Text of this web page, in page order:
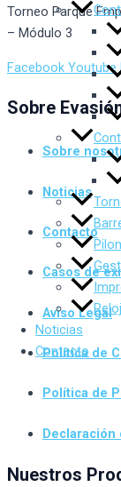
Noticias
Contacto
Torneo Parque
– Módulo 3
Facebook Youtube
Sobre
Sobre
Noticias
Contacto
Casos de
Aviso Legal
Política de
Política de
Declaración
Nuestros